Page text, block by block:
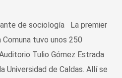
de sociología La premier
tuvo unos 250
Tulio Gómez Estrada
Universidad de Caldas. Allí se